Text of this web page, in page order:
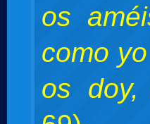
os
como
os